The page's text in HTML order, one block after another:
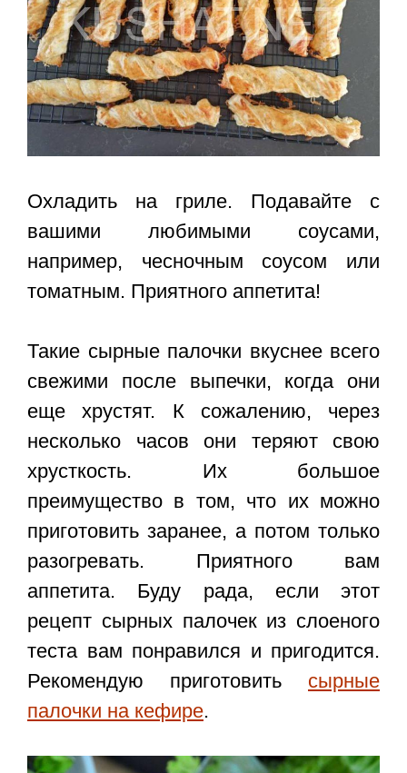
Охладить на гриле. Подавайте с
вашими любимыми соусами,
например, чесночным соусом или
томатным. Приятного аппетита!
Такие сырные палочки вкуснее всего
свежими после выпечки, когда они
еще хрустят. К сожалению, через
несколько часов они теряют свою
хрусткость. Их большое
преимущество в том, что их можно
приготовить заранее, а потом только
разогревать. Приятного вам
аппетита. Буду рада, если этот
рецепт сырных палочек из слоеного
теставам понравился и пригодится.
Рекомендую приготовить сырные
палочки на кефире.